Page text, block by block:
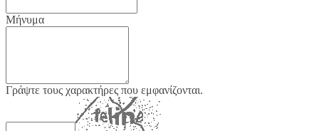
Μήνυμα
Γράψτε τους χαρακτήρες που εμφανίζονται.